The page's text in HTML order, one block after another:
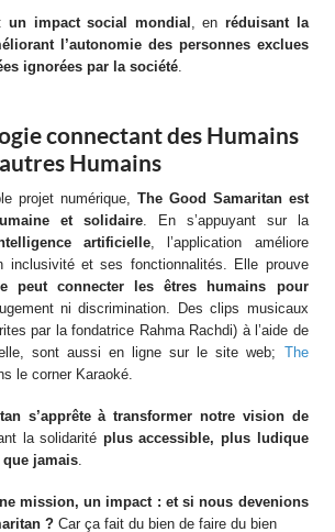
:un impact social mondial , enréduisant la
l’autonomie des personnes exclues
ignorées par la société.
connectant des Humains
Humains
projet numérique, The Good Samaritan est
et solidaire. En s’appuyant sur la
artificielle, l’application améliore
inclusivité et ses fonctionnalités. Elle prouve
peut connecter les êtres humains pour
ni discrimination. Des clips musicaux
par la fondatrice Rahma Rachdi) à l’aide de
sont aussi en ligne sur le site web; The
le corner Karaoké.
s’apprête à transformer notre vision de
la solidarité plus accessible, plus ludique
jamais.
mission, un impact : et si nous devenions
? Car ça fait du bien de faire du bien